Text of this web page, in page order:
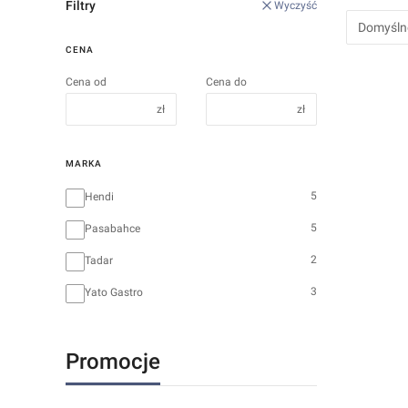
Filtry Wyczyść
CENA
Cena od
zł
Cena do
zł
MARKA
MarkaHendi 5
Pasabahce 5
Tadar 2
Yato Gastro 3
Promocje